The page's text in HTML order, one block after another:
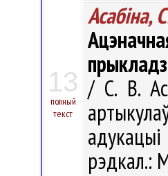
13
полный
текст
Асабіна,
/ С. В.
рэдкал.: